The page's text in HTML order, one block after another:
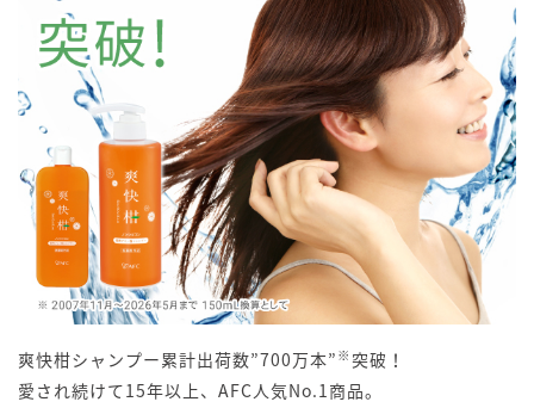
爽快柑シャンプー累計出荷数”700万本” ※ 突破！
愛され続けて15年以上、AFC人気No.1商品。